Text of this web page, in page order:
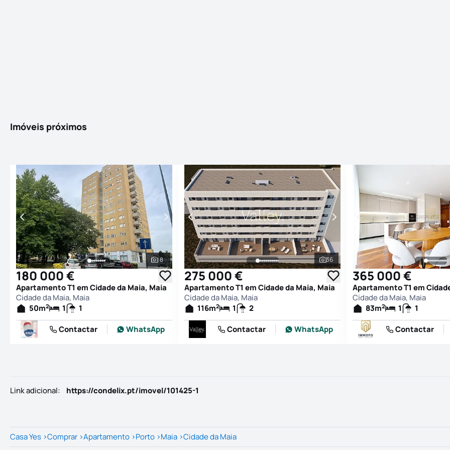
Imóveis próximos
Ver todas as fotografias
8
180 000 €
Apartamento T1 em Cidade da Maia, Maia
Cidade da Maia, Maia
50m2 1
1
Contactar
WhatsApp
Ver todas as fotografias
36
275 000 €
Apartamento T1 em Cidade da Maia, Maia
Cidade da Maia, Maia
116m2 1
2
Contactar
WhatsApp
365 000 €
Apartamento T1 em
Cidade da Maia, Maia
83m2 1
1
Contactar
Link adicional: https://condelix.pt/imovel/101425-1
Casa Yes >Comprar >Apartamento >Porto >Maia >Cidade da Maia